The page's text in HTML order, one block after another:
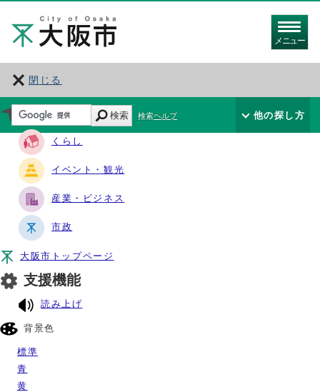
メニュー
閉じる
サイト・ナビ
くらし
イベント・観光
産業・ビジネス
市政
大阪市トップページ
支援機能
読み上げ
背景色
標準
青
黄
検索 検索ヘルプ 他の探し方